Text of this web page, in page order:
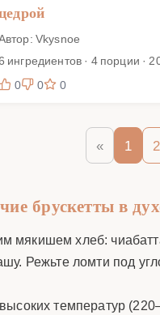
Vkysnoe
ингредиентов · 4 порции ·
0
0 0
« 1 2
брускетты в
мякишем хлеб:
Режьте ломти под
температур